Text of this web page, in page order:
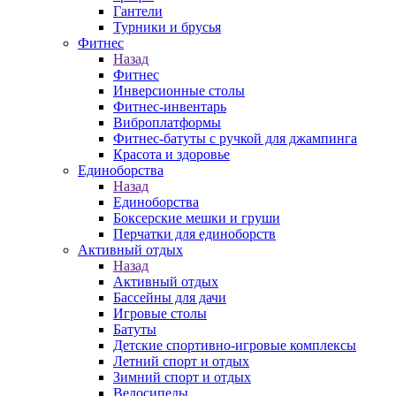
Гантели
Турники и брусья
Фитнес
Назад
Фитнес
Инверсионные столы
Фитнес-инвентарь
Виброплатформы
Фитнес-батуты с ручкой для джампинга
Красота и здоровье
Единоборства
Назад
Единоборства
Боксерские мешки и груши
Перчатки для единоборств
Активный отдых
Назад
Активный отдых
Бассейны для дачи
Игровые столы
Батуты
Детские спортивно-игровые комплексы
Летний спорт и отдых
Зимний спорт и отдых
Велосипеды